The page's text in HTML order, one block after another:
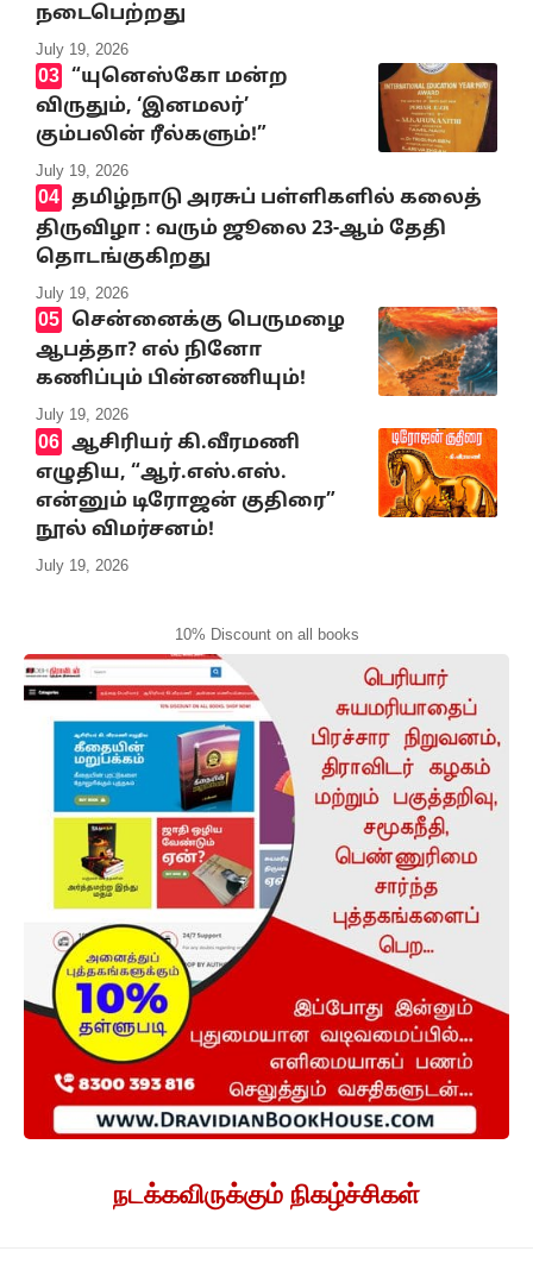
நடைபெற்றது
July 19, 2026
“யுனெஸ்கோ மன்ற
விருதும், ‘இனமலர்’
கும்பலின் ரீல்களும்!”
July 19, 2026
தமிழ்நாடு அரசுப் பள்ளிகளில் கலைத்
திருவிழா : வரும் ஜூலை 23-ஆம் தேதி
தொடங்குகிறது
July 19, 2026
சென்னைக்கு பெருமழை
ஆபத்தா? எல் நினோ
கணிப்பும் பின்னணியும்!
July 19, 2026
ஆசிரியர் கி.வீரமணி
எழுதிய, “ஆர்.எஸ்.எஸ்.
என்னும் டிரோஜன் குதிரை”
நூல் விமர்சனம்!
July 19, 2026
10% Discount on all books
நடக்கவிருக்கும் நிகழ்ச்சிகள்